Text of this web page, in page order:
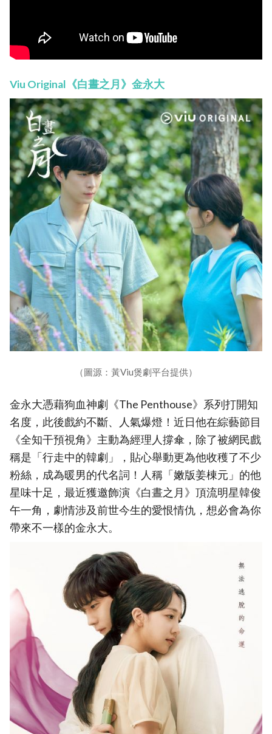
Viu Original《白晝之月》金永大
（圖源：黃Viu煲劇平台提供）
金永大憑藉狗血神劇《The Penthouse》系列打開知
名度，此後戲約不斷、人氣爆燈！近日他在綜藝節目
《全知干預視角》主動為經理人撐傘，除了被網民戲
稱是「行走中的韓劇」，貼心舉動更為他收穫了不少
粉絲，成為暖男的代名詞！人稱「嫩版姜棟元」的他
星味十足，最近獲邀飾演《白晝之月》頂流明星韓俊
午一角，劇情涉及前世今生的愛恨情仇，想必會為你
帶來不一樣的金永大。